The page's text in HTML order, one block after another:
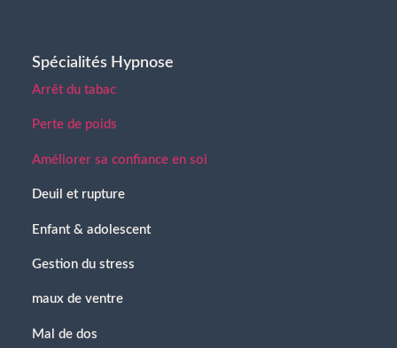
Spécialités Hypnose
Arrêt du tabac
Perte de poids
Améliorer sa confiance en soi
Deuil et rupture
Enfant & adolescent
Gestion du stress
maux de ventre
Mal de dos